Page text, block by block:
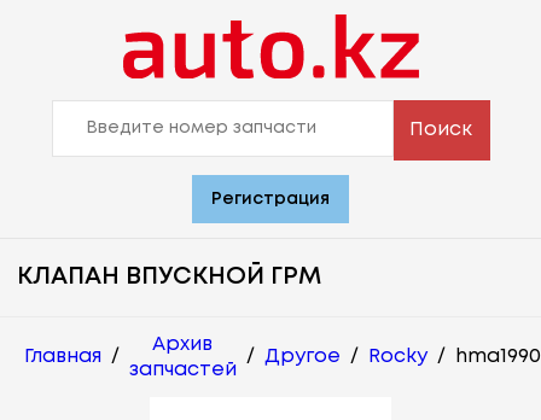
Поиск
Регистрация
КЛАПАН ВПУСКНОЙ ГРМ
Главная /
Архив
запчастей
/ Другое / Rocky /